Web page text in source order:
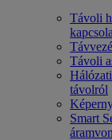
Távoli
Távoli
távolról
Smart